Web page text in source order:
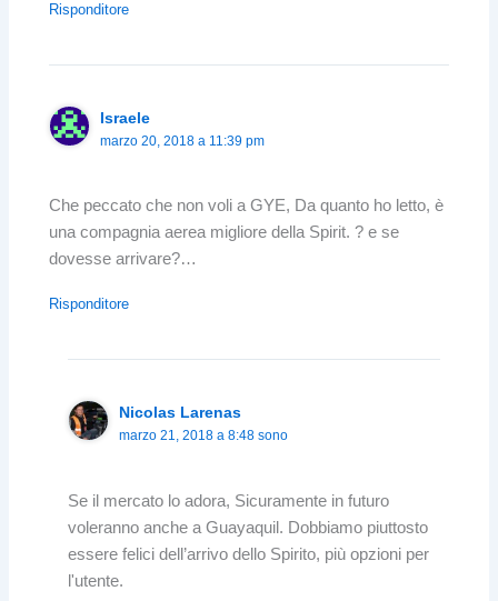
Risponditore
Israele
marzo 20, 2018 a 11:39 pm
Che peccato che non voli a GYE, Da quanto ho letto, è
una compagnia aerea migliore della Spirit. ? e se
dovesse arrivare?…
Risponditore
Nicolas Larenas
marzo 21, 2018 a 8:48 sono
Se il mercato lo adora, Sicuramente in futuro
voleranno anche a Guayaquil. Dobbiamo piuttosto
essere felici dell’arrivo dello Spirito, più opzioni per
l'utente.